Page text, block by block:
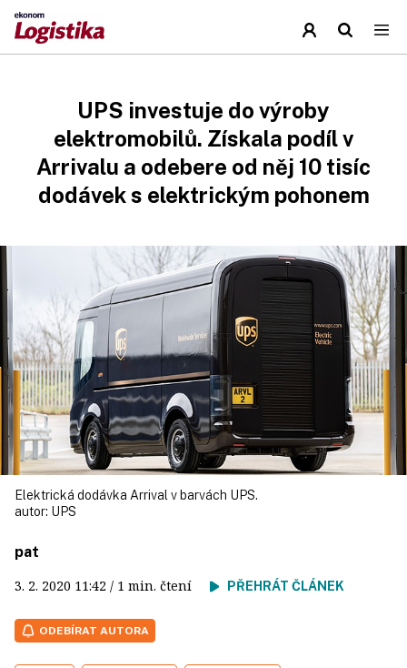
UPS investuje do výroby
elektromobilů. Získala podíl v
Arrivalu a odebere od něj 10 tisíc
dodávek s elektrickým pohonem
Elektrická dodávka Arrival v barvách UPS.
autor: UPS
pat
3. 2. 2020 11:42 / 1 min. čtení PŘEHRÁT ČLÁNEK
ODEBÍRAT AUTORA